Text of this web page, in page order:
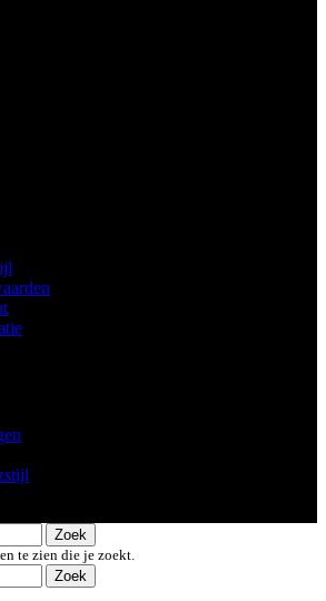
Zoek
te zien die je zoekt.
Zoek